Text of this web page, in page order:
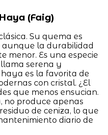
(Faig)
Su quema es
aunque la durabilidad
menor. Es una especie
serena y
es la favorita de
con cristal. ¿El
que menos ensucian.
no produce apenas
de ceniza, lo que
diario de